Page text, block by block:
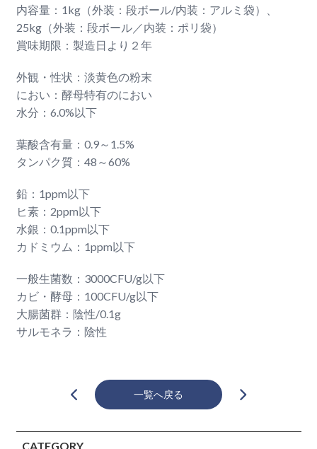
内容量：1kg（外装：段ボール/内装：アルミ袋）、
25kg（外装：段ボール／内装：ポリ袋）
賞味期限：製造日より２年
外観・性状：淡黄色の粉末
におい：酵母特有のにおい
水分：6.0%以下
葉酸含有量：0.9～1.5%
タンパク質：48～60%
鉛：1ppm以下
ヒ素：2ppm以下
水銀：0.1ppm以下
カドミウム：1ppm以下
一般生菌数：3000CFU/g以下
カビ・酵母：100CFU/g以下
大腸菌群：陰性/0.1g
サルモネラ：陰性
一覧へ戻る
CATEGORY